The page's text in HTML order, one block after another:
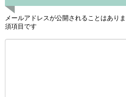
メールアドレスが公開されることはありま
須項目です